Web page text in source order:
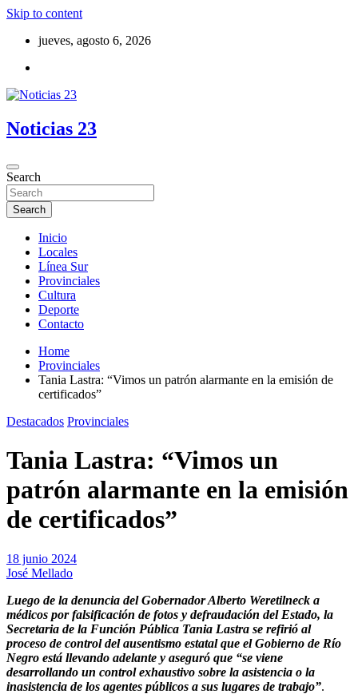
Skip to content
jueves, agosto 6, 2026
Noticias 23
Search
Search
Inicio
Locales
Línea Sur
Provinciales
Cultura
Deporte
Contacto
Home
Provinciales
Tania Lastra: “Vimos un patrón alarmante en la emisión de
certificados”
Destacados Provinciales
Tania Lastra: “Vimos un
patrón alarmante en la emisión
de certificados”
18 junio 2024
José Mellado
Luego de la denuncia del Gobernador Alberto Weretilneck a
médicos por falsificación de fotos y defraudación del Estado, la
Secretaria de la Función Pública Tania Lastra se refirió al
proceso de control del ausentismo estatal que el Gobierno de Río
Negro está llevando adelante y aseguró que “se viene
desarrollando un control exhaustivo sobre la asistencia o la
inasistencia de los agentes públicos a sus lugares de trabajo”.